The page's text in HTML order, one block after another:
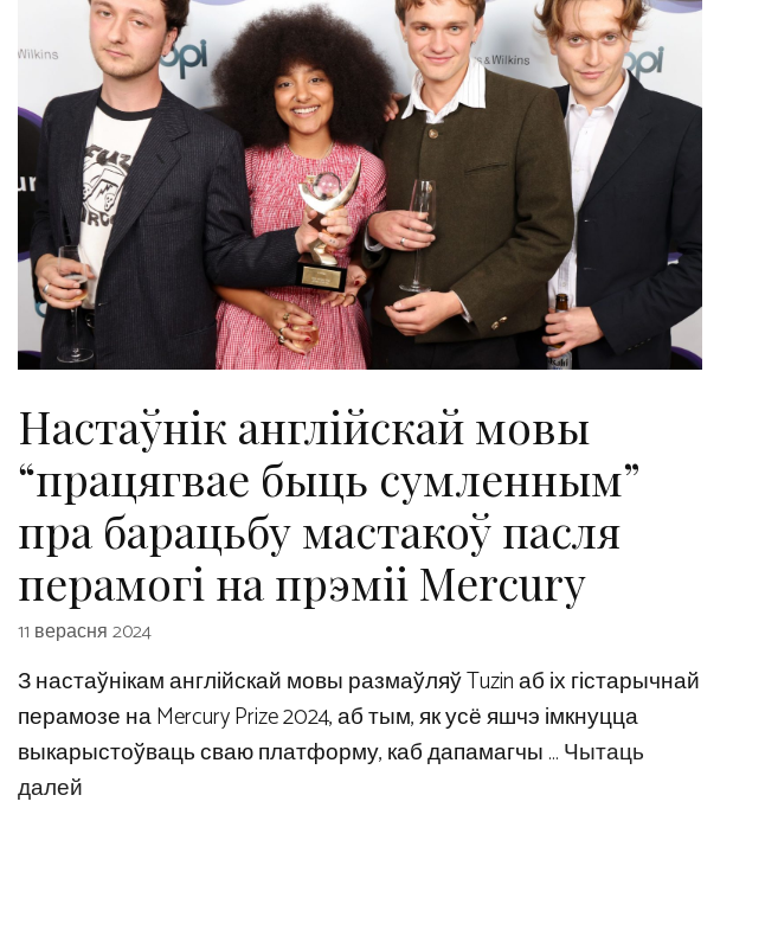
Настаўнік англійскай мовы
“працягвае быць сумленным”
пра барацьбу мастакоў пасля
перамогі на прэміі Mercury
11 верасня 2024
З настаўнікам англійскай мовы размаўляў Tuzin аб іх гістарычнай
перамозе на Mercury Prize 2024, аб тым, як усё яшчэ імкнуцца
выкарыстоўваць сваю платформу, каб дапамагчы …Чытаць
далей